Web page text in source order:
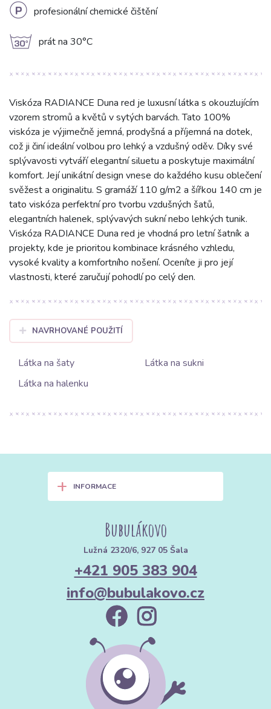
L profesionální chemické čištění
g prát na 30°C
Viskóza RADIANCE Duna red je luxusní látka s okouzlujícím
vzorem stromů a květů v sytých barvách. Tato 100%
viskóza je výjimečně jemná, prodyšná a příjemná na dotek,
což ji činí ideální volbou pro lehký a vzdušný oděv. Díky své
splývavosti vytváří elegantní siluetu a poskytuje maximální
komfort. Její unikátní design vnese do každého kusu oblečení
svěžest a originalitu. S gramáží 110 g/m2 a šířkou 140 cm je
tato viskóza perfektní pro tvorbu vzdušných šatů,
elegantních halenek, splývavých sukní nebo lehkých tunik.
Viskóza RADIANCE Duna red je vhodná pro letní šatník a
projekty, kde je prioritou kombinace krásného vzhledu,
vysoké kvality a komfortního nošení. Oceníte ji pro její
vlastnosti, které zaručují pohodlí po celý den.
NAVRHOVANÉ POUŽITÍ
Látka na šaty
Látka na sukni
Látka na halenku
+ INFORMACE
Bubulákovo
Lužná 2320/6, 927 05 Šala
+421 905 383 904
info@bubulakovo.cz